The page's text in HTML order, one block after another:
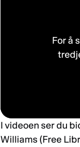
For å
I videoen ser du
Williams (Free